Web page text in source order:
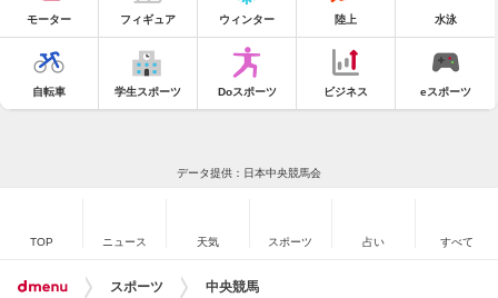
モーター フィギュア ウィンター 陸上 水泳
自転車 学生スポーツ Doスポーツ ビジネス eスポーツ
データ提供：日本中央競馬会
TOP ニュース 天気 スポーツ 占い すべて
スポーツ 中央競馬